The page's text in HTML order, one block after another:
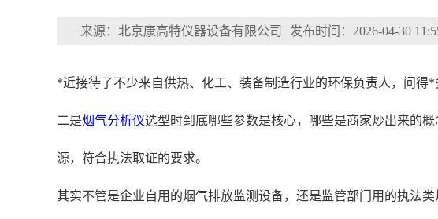
来源：北京康高特仪器设备有限公司 发布时间：2026-04-30
*近接待了不少来自供热、化工、装备制造行业的环保负责人，问得
二是烟气分析仪选型时到底哪些参数是核心，哪些是商家炒出来的
源，符合执法取证的要求。
其实不管是企业自用的烟气排放监测设备，还是监管部门用的执法